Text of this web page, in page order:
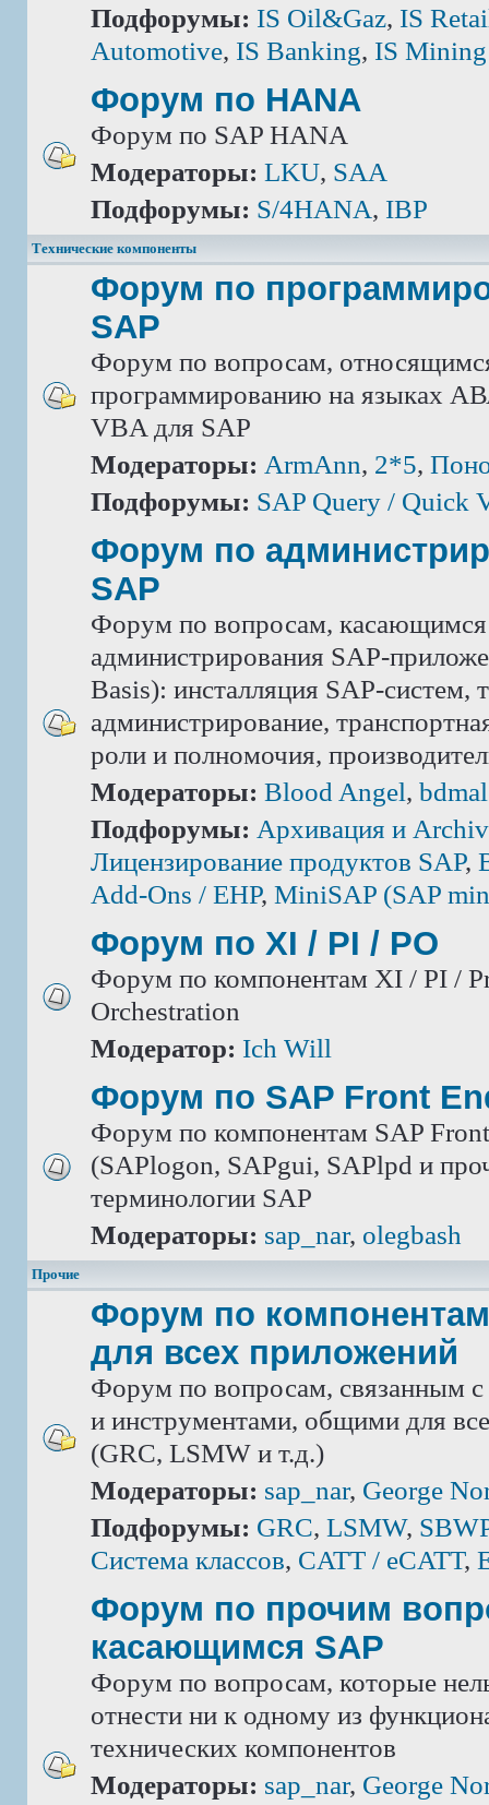
Подфорумы: IS Oil&Gaz, IS
Automotive, IS Banking, IS Mining
Форум по HANA
Форум по SAP HANA
Модераторы: LKU, SAA
Подфорумы: S/4HANA, IBP
Технические компоненты
Форум по
SAP
Форум по вопросам,
программированию на языках
VBA для SAP
Модераторы: ArmAnn, 2*5,
Подфорумы: SAP Query / Quick
Форум по
SAP
Форум по вопросам, касающимся
администрирования SAP-
Basis): инсталляция SAP-систем,
администрирование,
роли и полномочия,
Модераторы: Blood Angel,
Подфорумы: Архивация и
Лицензирование продуктов SAP,
Add-Ons / ЕНР, MiniSAP (SAP
Форум по XI / PI / РО
Форум по компонентам XI / PI /
Orchestration
Модератор: Ich Will
Форум по SAP Front
Форум по компонентам SAP
(SAPlogon, SAPgui, SAPlpd и
терминологии SAP
Модераторы: sap_nar, olegbash
Прочие
Форум по
для всех приложений
Форум по вопросам, связанным
и инструментами, общими для
(GRC, LSMW и т.д.)
Модераторы: sap_nar, George
Подфорумы: GRC, LSMW,
Система классов, CATT / eCATT,
Форум по прочим
касающимся SAP
Форум по вопросам, которые
отнести ни к одному из
технических компонентов
Модераторы: sap_nar, George